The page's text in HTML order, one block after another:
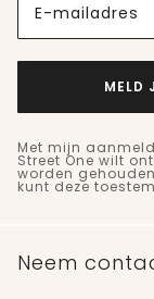
E-mailadres
MELD
Met mijn
Street One wilt
worden
kunt deze
Neem